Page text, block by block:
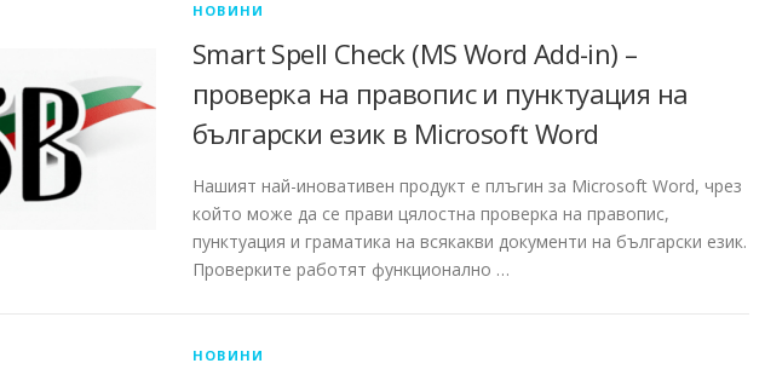
НОВИНИ
Smart Spell Check (MS Word Add-in) –
проверка на правопис и пунктуация на
български език в Microsoft Word
Нашият най-иновативен продукт е плъгин за Microsoft Word, чрез
който може да се прави цялостна проверка на правопис,
пунктуация и граматика на всякакви документи на български език.
Проверките работят функционално …
НОВИНИ